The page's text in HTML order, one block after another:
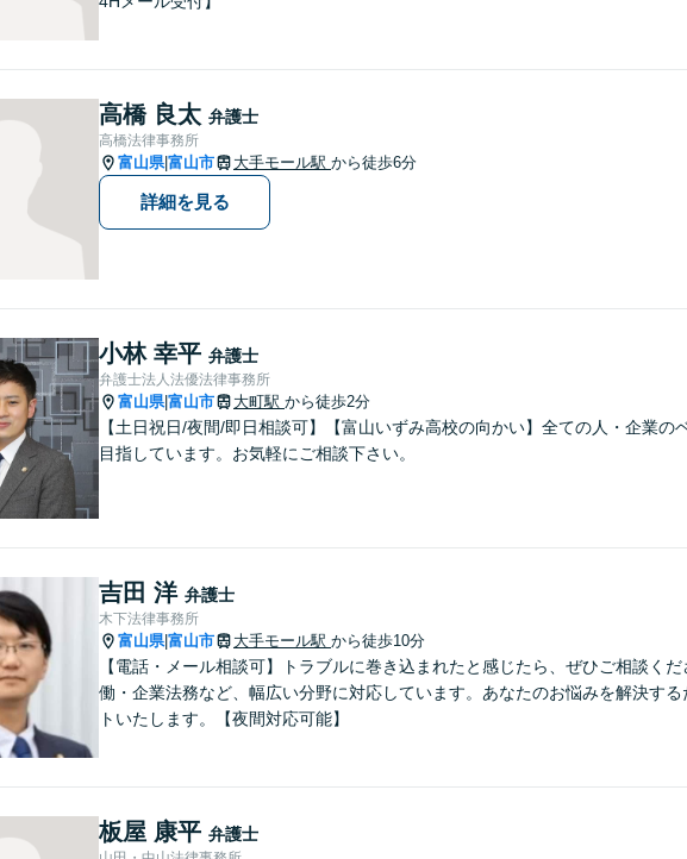
高橋 良太 弁護士
高橋法律事務所
富山県|富山市 大手モール駅 から徒歩6分
詳細を見る
小林 幸平 弁護士
弁護士法人法優法律事務所
富山県|富山市 大町駅 から徒歩2分
【土日祝日/夜間/即日相談可】【富山いずみ高校の向かい】全ての人・企業の
目指しています。お気軽にご相談下さい。
吉田 洋 弁護士
木下法律事務所
富山県|富山市 大手モール駅 から徒歩10分
【電話・メール相談可】トラブルに巻き込まれたと感じたら、ぜひご相談く
働・企業法務など、幅広い分野に対応しています。あなたのお悩みを解決す
トいたします。【夜間対応可能】
板屋 康平 弁護士